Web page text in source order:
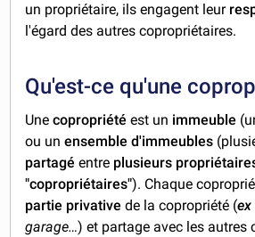
un propriétaire, ils engagent leur
l'égard des autres copropriétaires.
Qu'est-ce qu'une
Unecopropriété est un immeuble
ou unensemble d'immeubles
partagéentre plusieurs
"copropriétaires"). Chaque
partie privative de la copropriété (ex
garage…) et partage avec les autres